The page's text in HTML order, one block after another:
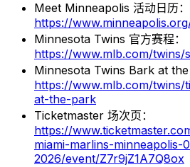
Meet Minneapolis 活动日历：
https://
Minnesota Twins 官方赛程：
https://www.mlb.com/twins/
Minnesota Twins Bark at the
https://www.mlb.com/twins/
at-the-park
Ticketmaster 场次页：
https://
miami-marlins-minneapolis-
2026/event/Z7r9jZ1A7Q8ox